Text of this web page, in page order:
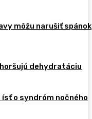
môžu narušiť spánok
dehydratáciu
o syndróm nočného